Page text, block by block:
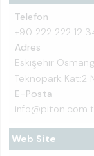
Telefon
+90 222 222 12
Adres
Eskişehir
Teknopark Kat:2
E-Posta
Web Site